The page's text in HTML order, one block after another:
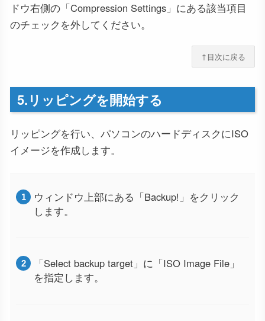
ドウ右側の「Compression Settings」にある該当項目
のチェックを外してください。
↑目次に戻る
5.リッピングを開始する
リッピングを行い、パソコンのハードディスクにISO
イメージを作成します。
ウィンドウ上部にある「Backup!」をクリック
します。
「Select backup target」に「ISO Image File」
を指定します。